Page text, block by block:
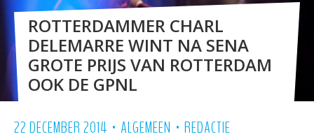
ROTTERDAMMER CHARL
DELEMARRE WINT NA SENA
GROTE PRIJS VAN ROTTERDAM
OOK DE GPNL
22 DECEMBER 2014 • ALGEMEEN • REDACTIE